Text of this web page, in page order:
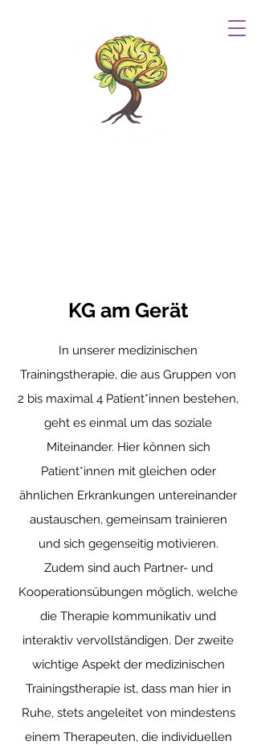
KG am Gerät
In unserer medizinischen
Trainingstherapie, die aus Gruppen von
2 bis maximal 4 Patient*innen bestehen,
geht es einmal um das soziale
Miteinander. Hier können sich
Patient*innen mit gleichen oder
ähnlichen Erkrankungen untereinander
austauschen, gemeinsam trainieren
und sich gegenseitig motivieren.
Zudem sind auch Partner- und
Kooperationsübungen möglich, welche
die Therapie kommunikativ und
interaktiv vervollständigen. Der zweite
wichtige Aspekt der medizinischen
Trainingstherapie ist, dass man hier in
Ruhe, stets angeleitet von mindestens
einem Therapeuten, die individuellen